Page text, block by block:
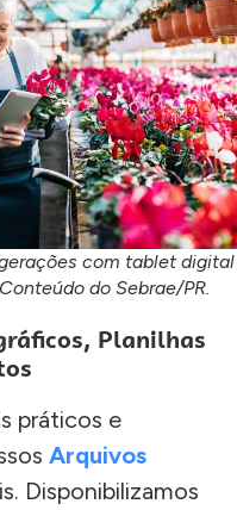
com tablet digital
do Sebrae/PR.
Planilhas
práticos e
Arquivos
Disponibilizamos